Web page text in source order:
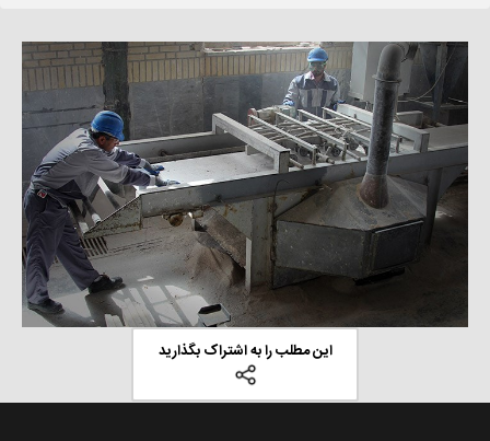
این مطلب را به اشتراک بگذارید